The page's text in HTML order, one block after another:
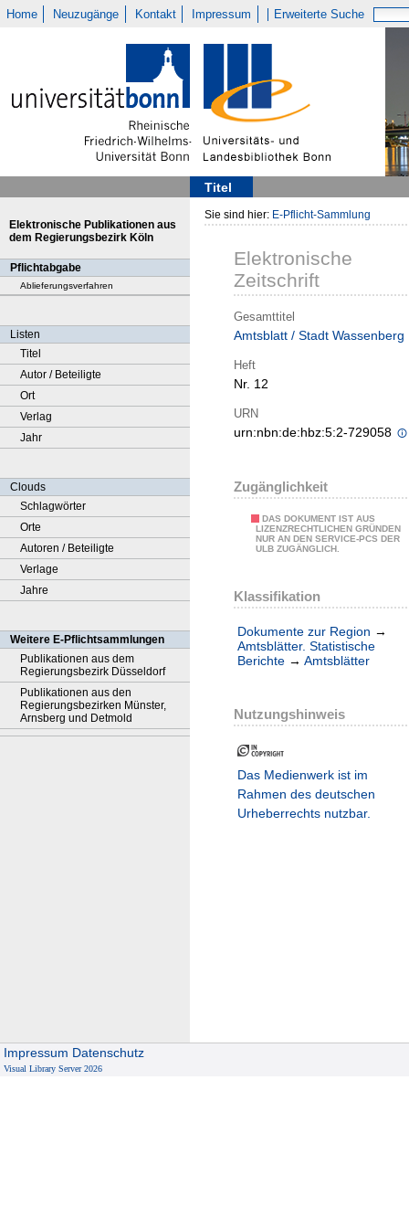
Home Neuzugänge Kontakt Impressum Erweiterte Suche
Titel
Elektronische Publikationen aus
dem Regierungsbezirk Köln
Pflichtabgabe
Ablieferungsverfahren
Listen
Titel
Autor / Beteiligte
Ort
Verlag
Jahr
Clouds
Schlagwörter
Orte
Autoren / Beteiligte
Verlage
Jahre
Weitere E-Pflichtsammlungen
Publikationen aus dem
Regierungsbezirk Düsseldorf
Publikationen aus den
Regierungsbezirken Münster,
Arnsberg und Detmold
Sie sind hier: E-Pflicht-Sammlung
Elektronische
Zeitschrift
Gesamttitel
Amtsblatt / Stadt Wassenberg
Heft
Nr. 12
URN
urn:nbn:de:hbz:5:2-729058
Zugänglichkeit
DAS DOKUMENT IST AUS
LIZENZRECHTLICHEN GRÜNDEN
NUR AN DEN SERVICE-PCS DER
ULB ZUGÄNGLICH.
Klassifikation
Dokumente zur Region →
Amtsblätter. Statistische
Berichte → Amtsblätter
Nutzungshinweis
Das Medienwerk ist im
Rahmen des deutschen
Urheberrechts nutzbar.
Impressum Datenschutz
Visual Library Server 2026